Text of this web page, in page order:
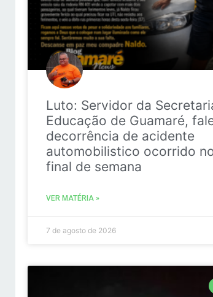
Luto: Servidor da
Educação de Guamaré,
decorrência de acidente
automobilistico ocorrido
final de semana
VER MATÉRIA »
7 de agosto de 2026